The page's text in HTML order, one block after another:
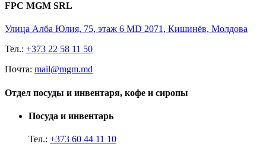
FPC MGM SRL
Улица Алба Юлия, 75, этаж 6 MD 2071, Кишинёв, Молдова
Тел.: +373 22 58 11 50
Почта: mail@mgm.md
Отдел посуды и инвентаря, кофе и сиропы
Посуда и инвентарь
Тел.: +373 60 44 11 10